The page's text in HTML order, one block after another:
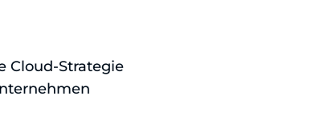
Cloud-Strategie